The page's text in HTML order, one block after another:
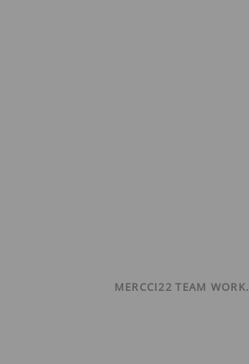
MERCCI22 TEAM WORK.